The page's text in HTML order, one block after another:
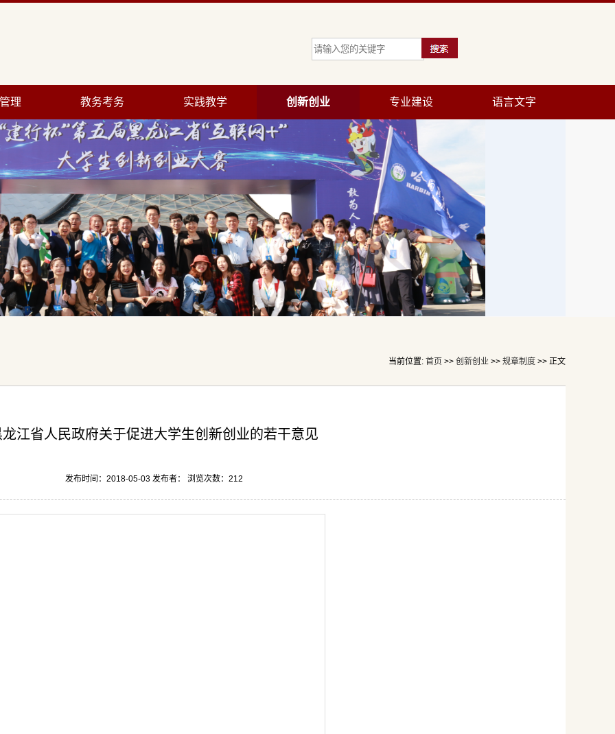
理 教务考务 实践教学 创新创业 专业建设 语言文字
当前位置: 首页 >> 创新创业 >> 规章制度 >> 正文
龙江省人民政府关于促进大学生创新创业的若干意见
发布时间：2018-05-03 发布者： 浏览次数： 212